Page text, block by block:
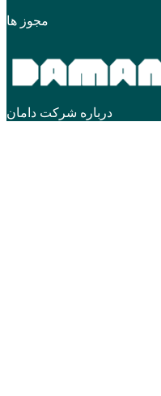
مجوز ها
درباره شرکت دامان